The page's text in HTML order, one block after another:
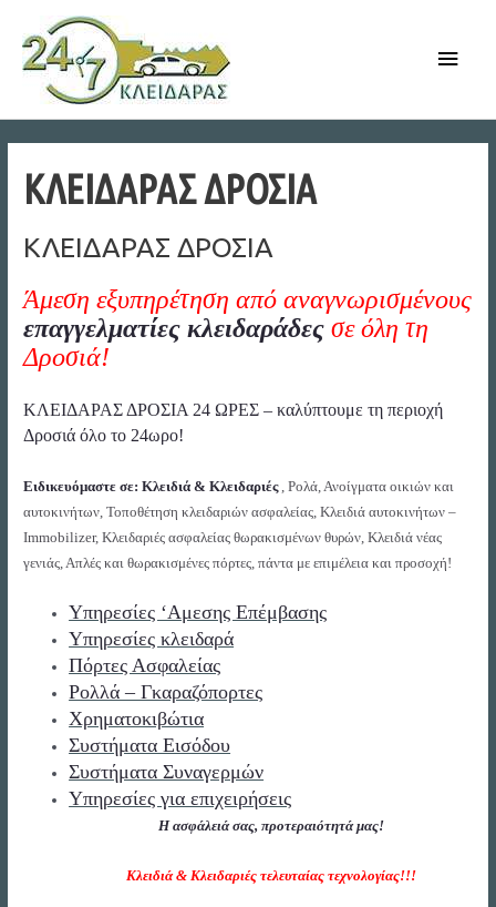
content
Main
ΚΛΕΙΔΑΡΑΣ ΔΡΟΣΙΑ
ΚΛΕΙΔΑΡΑΣ ΔΡΟΣΙΑ
Άμεση εξυπηρέτηση από αναγνωρισμένους
επαγγελματίες κλειδαράδεςσε όλη τη
Δροσιά!
ΚΛΕΙΔΑΡΑΣ ΔΡΟΣΙΑ 24 ΩΡΕΣ – καλύπτουμε τη περιοχή
Δροσιά όλο το 24ωρο!
Ειδικευόμαστε σε: Κλειδιά & Κλειδαριές, Ρολά, Ανοίγματα οικιών και
αυτοκινήτων, Τοποθέτηση κλειδαριών ασφαλείας, Κλειδιά αυτοκινήτων –
Immobilizer, Κλειδαριές ασφαλείας θωρακισμένων θυρών, Κλειδιά νέας
γενιάς, Απλές και θωρακισμένες πόρτες, πάντα με επιμέλεια και προσοχή!
Υπηρεσίες ‘Αμεσης Επέμβασης
Υπηρεσίες κλειδαρά
Πόρτες Ασφαλείας
Ρολλά – Γκαραζόπορτες
Χρηματοκιβώτια
Συστήματα Εισόδου
Συστήματα Συναγερμών
Υπηρεσίες για επιχειρήσεις
Η ασφάλειά σας, προτεραιότητά μας!
Κλειδιά & Κλειδαριές τελευταίας τεχνολογίας!!!